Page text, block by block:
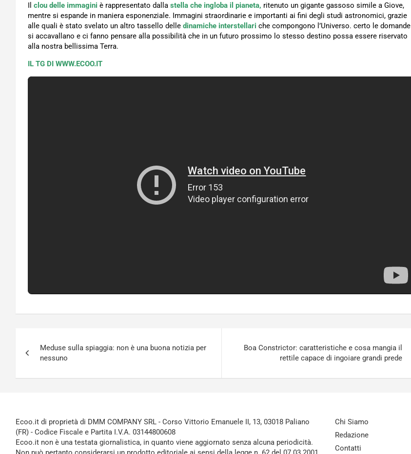
clou delle immagini è rappresentato dalla stella che ingloba il pianeta, ritenuto un gigante gassoso simile a Giove,
mentre si espande in maniera esponenziale. Immagini straordinarie e importanti ai fini degli studi astronomici, grazie
alle quali è stato svelato un altro tassello delle dinamiche interstellari che compongono l’Universo. certo le domande
si accavallano e ci fanno pensare alla possibilità che in un futuro prossimo lo stesso destino possa essere riservato
alla nostra bellissima Terra.
IL TG DI WWW.ECOO.IT
articoli
Meduse sulla spiaggia: non è una buona notizia per
nessuno
Boa Constrictor: caratteristiche e cosa mangia il
rettile capace di ingoiare grandi prede
Ecoo.it di proprietà di DMM COMPANY SRL - Corso Vittorio Emanuele II, 13, 03018 Paliano
(FR) - Codice Fiscale e Partita I.V.A. 03144800608
Ecoo.it non è una testata giornalistica, in quanto viene aggiornato senza alcuna periodicità.
Chi Siamo
Redazione
Contatti